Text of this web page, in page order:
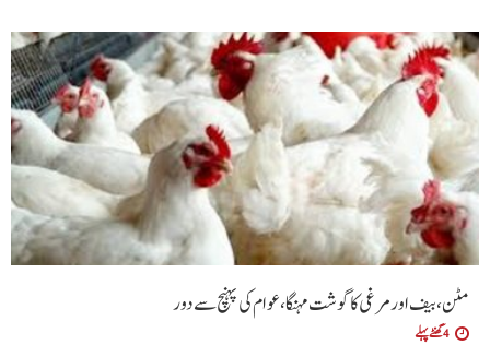
مٹن، بیف اور مرغی کا گوشت مہنگا، عوام کی پہنچ سے دور
4 گھنٹے پہلے